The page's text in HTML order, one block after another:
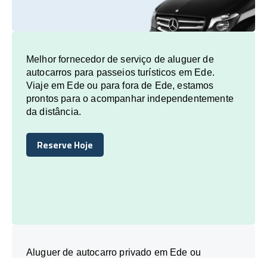
Melhor fornecedor de serviço de aluguer de
autocarros para passeios turísticos em Ede.
Viaje em Ede ou para fora de Ede, estamos
prontos para o acompanhar independentemente
da distância.
Reserve Hoje
Reserve Hoje
Aluguer de autocarro privado em Ede ou